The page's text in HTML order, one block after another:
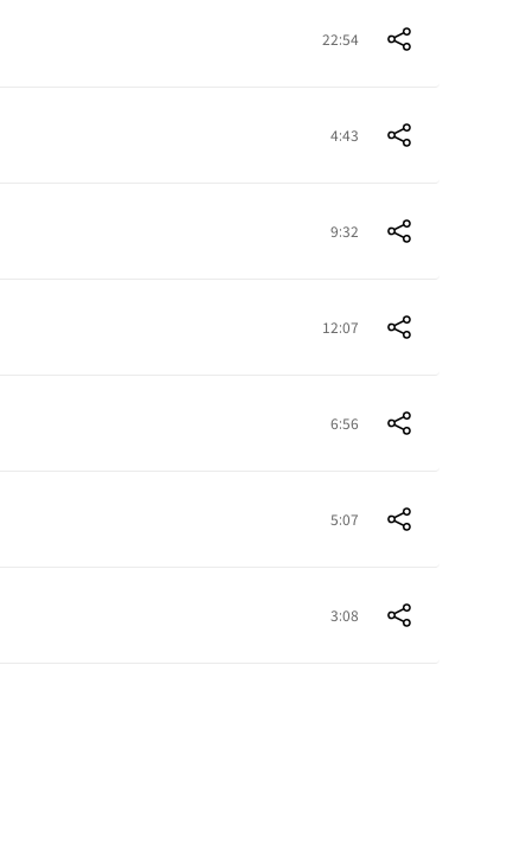
22:54
4:43
9:32
12:07
6:56
5:07
3:08